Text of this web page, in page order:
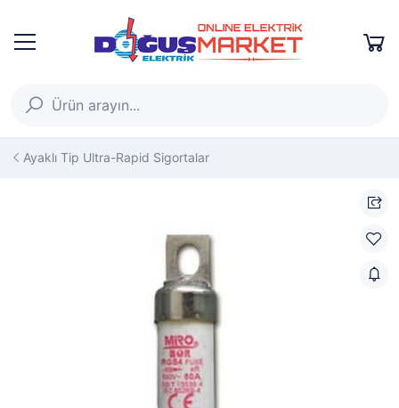
Ayaklı Tip Ultra-Rapid Sigortalar